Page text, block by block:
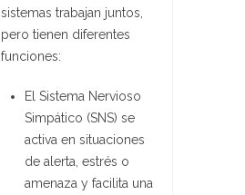
sistemas trabajan juntos,
pero tienen diferentes
funciones:
El Sistema Nervioso
Simpático (SNS) se
activa en situaciones
de alerta, estrés o
amenaza y facilita una